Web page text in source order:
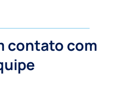
contato com